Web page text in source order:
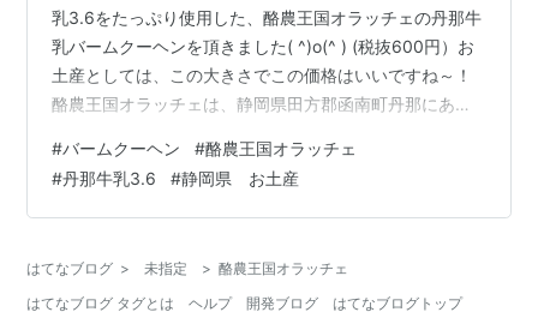
乳3.6をたっぷり使用した、酪農王国オラッチェの丹那牛
乳バームクーヘンを頂きました( ^)o(^ ) (税抜600円）お
土産としては、この大きさでこの価格はいいですね～！
酪農王国オラッチェは、静岡県田方郡函南町丹那にあ
きる観光施設とのことです♬ さあ、本題のバームクーヘ
ン！食べてみました(^^♪ 重さ、見た目はずっしり、でも
食べるとふんわりという印象のバームクーヘンです。 口
す。 一般の流行りのバームクーヘンと比べるとあっさり
していると思います。…
#バームクーヘン #酪農王国オラッチェ
#丹那牛乳3.6 #静岡県 お土産
はてなブログ > 未指定 > 酪農王国オラッチェ
はてなブログ タグとは
ヘルプ 開発ブログ はてなブログトップ